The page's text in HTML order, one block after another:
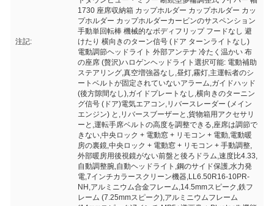
注記:
1730 座席収納箱 カップホルダー カップホルダー カッ
プホルダー カップホルダーカービンのサスペンション
手動単回転棒 機械的なボディフリップ フードなし 避
けたり 横向きのターン信号 (ドア ターンライトなし)
電動調節ヘッドライト 外部アンテナ 冷たく温かい 布
の座席 (贅沢)ハロゲンヘッドライト選択可能: 電動補助
ステアリング,真空増強器なし,昼灯,霧灯,主運転者のシ
ートベルトが固定されていないアラーム,ガイドハッド
(後方隙間なし),ガイドプレートなし,横向きのターニン
グ信号 (ドア)電気エアコン,リバースレーダー (メイン
エンジン) と,リバースブーザーと,貨物箱用アクセサリ
ーと,運転手席ベルトの高度を調整できる,座席は調節で
きない,中央ロック + 電動窓 + リモコン + 電動,電動暖
房の裏鏡,中央ロック + 電動窓 + リモコン + 手動調整,
外部暖房用後視鏡がない前盤と後ろドラム,速度比4.33,
自動調整腕,自動ヘッドライト,鋼のサイド保護,水力発
電,7インチカラースクリーン機器,LL6.50R16-10PR-
NH,アルミニウム合金フレーム,14.5mmスピーク,鉄フ
レーム (7.25mmスピーク),アルミニウムフレーム